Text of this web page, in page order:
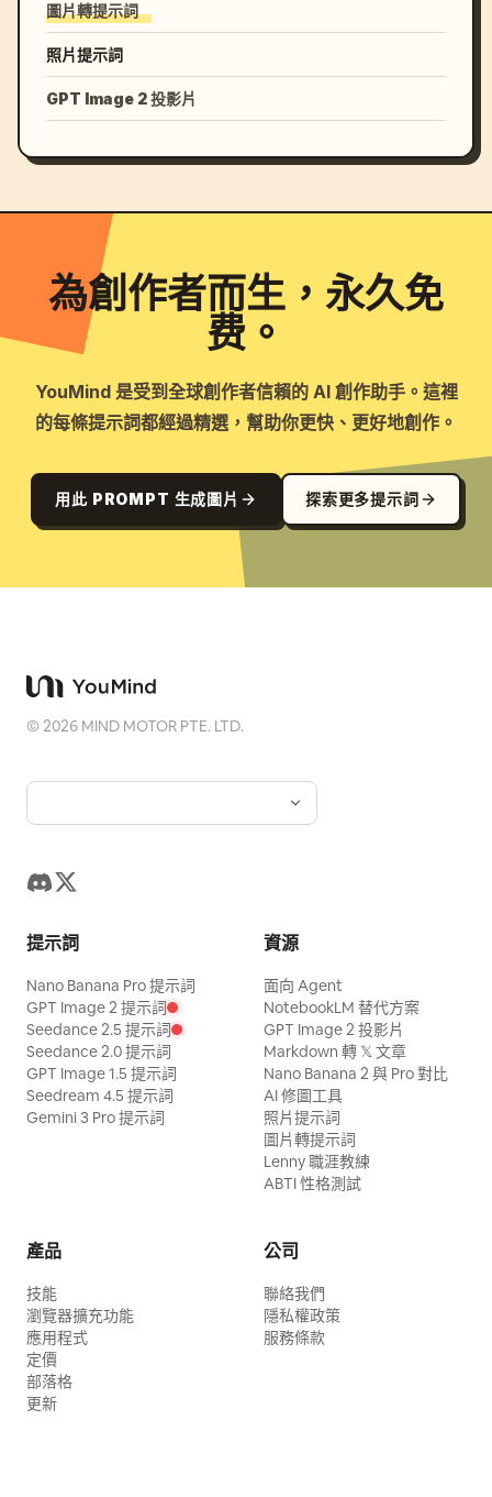
圖片轉提示詞
照片提示詞
GPT Image 2 投影片
為創作者而生，永久免
费。
YouMind 是受到全球創作者信賴的 AI 創作助手。這裡
的每條提示詞都經過精選，幫助你更快、更好地創作。
用此 PROMPT 生成圖片 探索更多提示詞
©2026 MIND MOTOR PTE. LTD.
提示詞
Nano Banana Pro 提示詞
GPT Image 2 提示詞
Seedance 2.5 提示詞
Seedance 2.0 提示詞
GPT Image 1.5 提示詞
Seedream 4.5 提示詞
Gemini 3 Pro 提示詞
資源
面向 Agent
NotebookLM 替代方案
GPT Image 2 投影片
Markdown 轉 𝕏 文章
Nano Banana 2 與 Pro 對比
AI 修圖工具
照片提示詞
圖片轉提示詞
Lenny 職涯教練
ABTI 性格測試
產品
技能
瀏覽器擴充功能
應用程式
定價
部落格
更新
公司
聯絡我們
隱私權政策
服務條款